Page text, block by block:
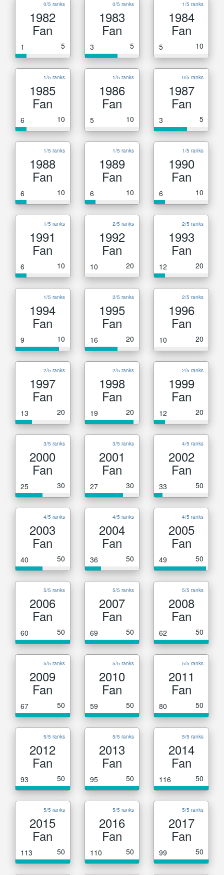
0/5 ranks
1982
Fan
1 5
0/5 ranks
1983
Fan
3 5
1/5 ranks
1984
Fan
5 10
1/5 ranks
1985
Fan
6 10
1/5 ranks
1986
Fan
5 10
0/5 ranks
1987
Fan
3 5
1/5 ranks
1988
Fan
6 10
1/5 ranks
1989
Fan
6 10
1/5 ranks
1990
Fan
6 10
1/5 ranks
1991
Fan
6 10
2/5 ranks
1992
Fan
10 20
2/5 ranks
1993
Fan
12 20
1/5 ranks
1994
Fan
9 10
2/5 ranks
1995
Fan
16 20
2/5 ranks
1996
Fan
10 20
2/5 ranks
1997
Fan
13 20
2/5 ranks
1998
Fan
19 20
2/5 ranks
1999
Fan
12 20
3/5 ranks
2000
Fan
25 30
3/5 ranks
2001
Fan
27 30
4/5 ranks
2002
Fan
33 50
4/5 ranks
2003
Fan
40 50
4/5 ranks
2004
Fan
36 50
4/5 ranks
2005
Fan
49 50
5/5 ranks
2006
Fan
60 50
5/5 ranks
2007
Fan
69 50
5/5 ranks
2008
Fan
62 50
5/5 ranks
2009
Fan
67 50
5/5 ranks
2010
Fan
59 50
5/5 ranks
2011
Fan
80 50
5/5 ranks
2012
Fan
93 50
5/5 ranks
2013
Fan
95 50
5/5 ranks
2014
Fan
116 50
5/5 ranks
2015
Fan
113 50
5/5 ranks
2016
Fan
110 50
5/5 ranks
2017
Fan
99 50